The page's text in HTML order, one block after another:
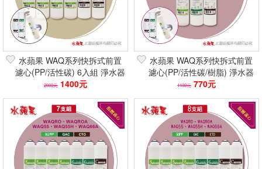
水蘋果 WAQ系列快拆式前置
濾心(PP/活性碳) 6入組 淨水器
濾芯 專利快拆/濾效強
2000元 1400元
水蘋果 WAQ系列快拆式前置
濾心(PP/活性碳/樹脂) 淨水器
濾芯 專利快拆/濾效強 快速到
貨
1100元 770元